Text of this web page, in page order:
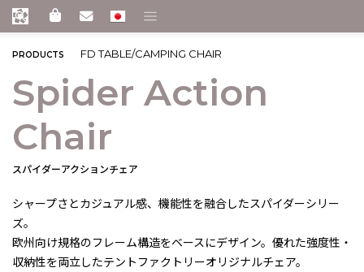
PRODUCTS FD TABLE/CAMPING CHAIR
Spider Action
Chair
スパイダーアクションチェア
シャープさとカジュアル感、機能性を融合したスパイダーシリー
ズ。
欧州向け規格のフレーム構造をベースにデザイン。優れた強度性・
収納性を両立したテントファクトリーオリジナルチェア。